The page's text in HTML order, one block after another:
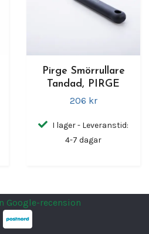
Pirge Smörrullare
Tandad, PIRGE
206 kr
I lager - Leveranstid:
4-7 dagar